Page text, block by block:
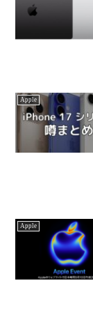
Apple
Apple